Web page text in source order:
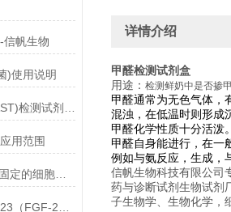
信帆生物
)使用说明
用范围
Hoechst 33258活细胞和固定的细胞均可标记
详情介绍
甲醛检测试剂盒
用途： 检测鲜奶中是否掺
甲醛通常为无色气体，
混浊，在低温时则形成
甲醛化学性质十分活泼
甲醛自身能进行 ，在
例如与氨反应，生成 ，
信帆生物科技有限公司
药与诊断试剂生物试剂
子生物学、生物化学，